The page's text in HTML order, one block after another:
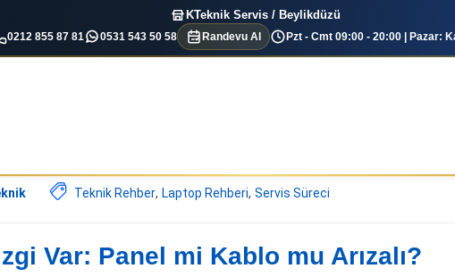
KTeknik Servis / Beylikdüzü
0212 855 87 81 0531 543 50 58 Randevu Al Pzt - Cmt 09:00 - 20:00 | Pazar:
Teknik Rehber, Laptop Rehberi, Servis Süreci
Var: Panel mi Kablo mu Arızalı?